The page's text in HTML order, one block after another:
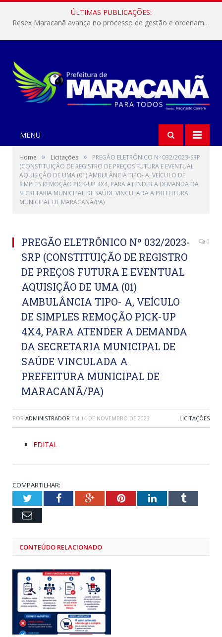
ÚLTIMAS PUBLICAÇÕES:
Resex Maracanã avança no processo de gestão e ordenamento do turismo em nossas áreas protegidas.
MENU
Home » Licitações »
PREGÃO ELETRÔNICO Nº 032/2023-SRP
(CONSTITUIÇÃO DE REGISTRO DE PREÇOS FUTURA E EVENTUAL
AQUISIÇÃO DE UMA (01) AMBULÂNCIA TIPO- A, VEÍCULO DE
SIMPLES REMOÇÃO PICK-UP 4X4, PARA ATENDER A DEMANDA DA
SECRETARIA MUNICIPAL DE SAÚDE VINCULADA A PREFEITURA
MUNICIPAL DE MARACANÃ/PA)
PREGÃO ELETRÔNICO Nº 032/2023-
SRP (CONSTITUIÇÃO DE REGISTRO
DE PREÇOS FUTURA E EVENTUAL
AQUISIÇÃO DE UMA (01)
AMBULÂNCIA TIPO- A, VEÍCULO
DE SIMPLES REMOÇÃO PICK-UP
4X4, PARA ATENDER A DEMANDA
DA SECRETARIA MUNICIPAL DE
SAÚDE VINCULADA A
PREFEITURA MUNICIPAL DE
MARACANÃ/PA)
0
POR ADMINISTRADOR EM 14 DE NOVEMBRO DE 2023 LICITAÇÕES
EDITAL
COMPARTILHAR:
TwitterFacebookGoogle+PinterestLinkedInTumblr
Email
CONTEÚDO RELACIONADO